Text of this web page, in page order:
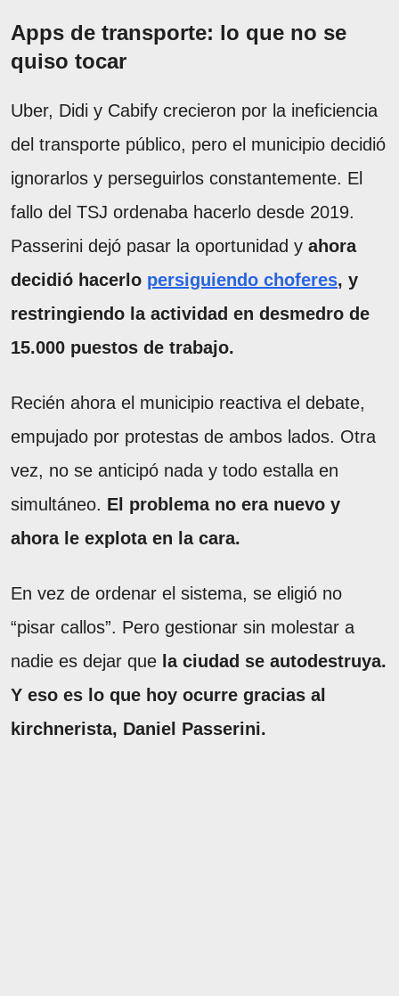
Apps de transporte: lo que no se
quiso tocar
Uber, Didi y Cabify crecieron por la ineficiencia
del transporte público, pero el municipio decidió
ignorarlos y perseguirlos constantemente. El
fallo del TSJ ordenaba hacerlo desde 2019.
Passerini dejó pasar la oportunidad y ahora
decidió hacerlo persiguiendo choferes, y
restringiendo la actividad en desmedro de
15.000 puestos de trabajo.
Recién ahora el municipio reactiva el debate,
empujado por protestas de ambos lados. Otra
vez, no se anticipó nada y todo estalla en
simultáneo. El problema no era nuevo y
ahora le explota en la cara.
En vez de ordenar el sistema, se eligió no
“pisar callos”. Pero gestionar sin molestar a
nadie es dejar que la ciudad se autodestruya.
Y eso es lo que hoy ocurre gracias al
kirchnerista, Daniel Passerini.